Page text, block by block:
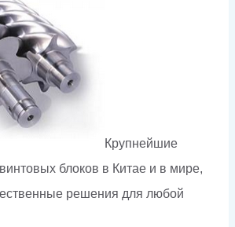
Крупнейшие
блоков в Китае и в мире,
решения для любой